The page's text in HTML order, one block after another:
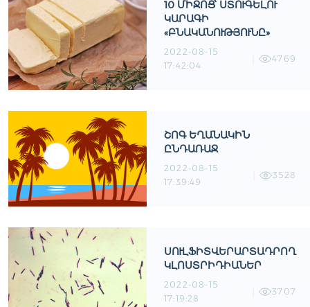
10 ՄԻՋՈՑ՝ ՍՏՈՒԳԵԼՈՒ
ԿԱՐԱԳԻ
«ԲՆԱԿԱՆՈՒԹՅՈՒՆԸ»
2022-08-15
17:42:04
4769
ՇՈԳ ԵՂԱՆԱԿԻՆ
ԸՆԴԱՌԱՋ
2022-08-15
17:39:49
3528
ՍՈՒԼՖԻՏՎԵՐԱՐՏԱԴՐՈՂ
ԿԼՈՍՏՐԻԴԻԱՆԵՐ
2022-08-15
17:19:28
3707